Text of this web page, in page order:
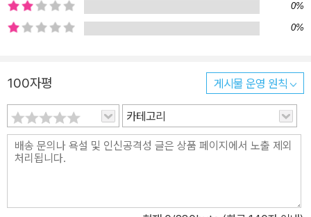
0%
0%
100자평 게시물 운영 원칙
카테고리